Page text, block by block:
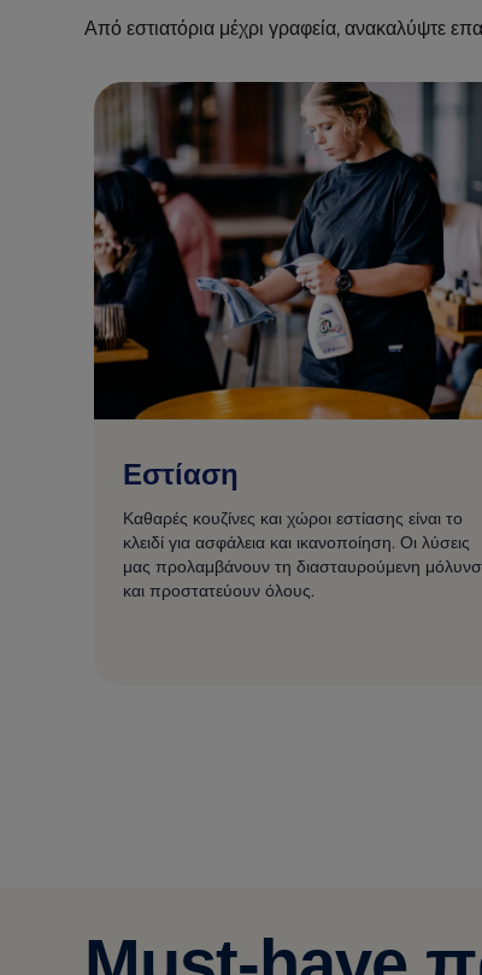
Από εστιατόρια μέχρι γραφεία, ανακαλύψτε
Εστίαση
Καθαρές κουζίνες και χώροι εστίασης είναι το
κλειδί για ασφάλεια και ικανοποίηση. Οι λύσεις
μας προλαμβάνουν τη διασταυρούμενη
και προστατεύουν όλους.